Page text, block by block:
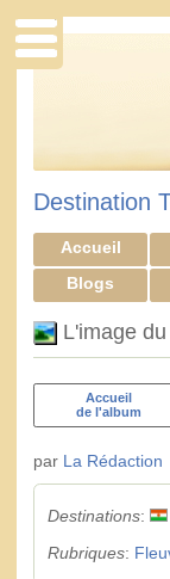
Destination
Accueil
Blogs
L'image
Accueil
de l'album
par La Rédaction
Destinations:
Rubriques: